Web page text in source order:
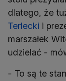
dlatego, że
Terlecki i
marszałek
udzielać -
- To są te